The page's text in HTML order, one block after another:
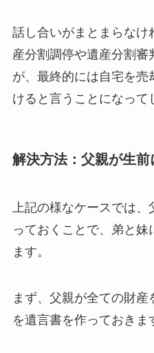
話し合いがまとまらなけ
産分割調停や遺産分割審
が、最終的には自宅を売
けると言うことになって
解決方法：父親が生前
上記の様なケースでは
っておくことで、弟と妹
ます。
まず、父親が全ての財
を遺言書を作っておきま